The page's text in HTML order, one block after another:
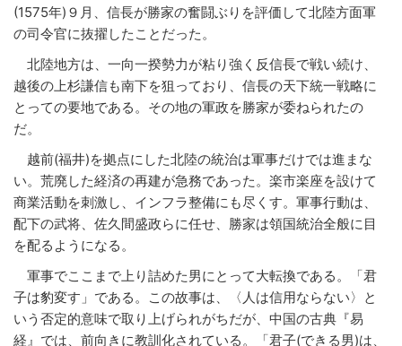
(1575年)９月、信長が勝家の奮闘ぶりを評価して北陸方面軍
の司令官に抜擢したことだった。
北陸地方は、一向一揆勢力が粘り強く反信長で戦い続け、
越後の上杉謙信も南下を狙っており、信長の天下統一戦略に
とっての要地である。その地の軍政を勝家が委ねられたの
だ。
越前(福井)を拠点にした北陸の統治は軍事だけでは進まな
い。荒廃した経済の再建が急務であった。楽市楽座を設けて
商業活動を刺激し、インフラ整備にも尽くす。軍事行動は、
配下の武将、佐久間盛政らに任せ、勝家は領国統治全般に目
を配るようになる。
軍事でここまで上り詰めた男にとって大転換である。「君
子は豹変す」である。この故事は、〈人は信用ならない〉と
いう否定的意味で取り上げられがちだが、中国の古典『易
経』では、前向きに教訓化されている。「君子(できる男)は、